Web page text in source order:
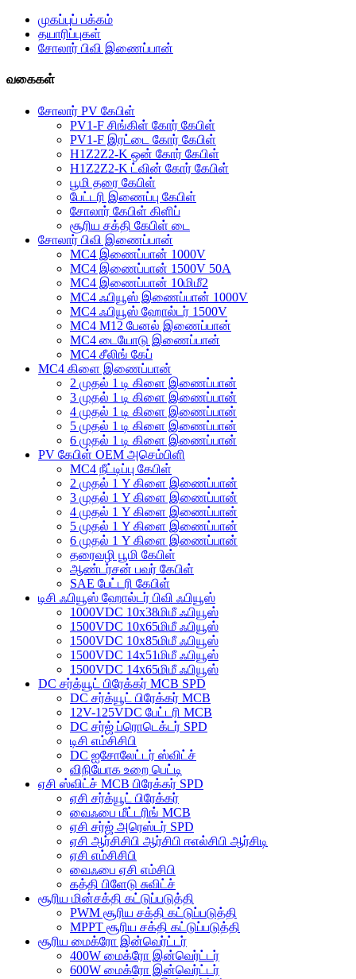
முகப்புப் பக்கம்
தயாரிப்புகள்
சோலார் பிவி இணைப்பான்
வகைகள்
சோலார் PV கேபிள்
PV1-F சிங்கிள் கோர் கேபிள்
PV1-F இரட்டை கோர் கேபிள்
H1Z2Z2-K ஒன் கோர் கேபிள்
H1Z2Z2-K ட்வின் கோர் கேபிள்
பூமி தரை கேபிள்
பேட்டரி இணைப்பு கேபிள்
சோலார் கேபிள் கிளிப்
சூரிய சக்தி கேபிள் டை
சோலார் பிவி இணைப்பான்
MC4 இணைப்பான் 1000V
MC4 இணைப்பான் 1500V 50A
MC4 இணைப்பான் 10மிமீ2
MC4 ஃபியூஸ் இணைப்பான் 1000V
MC4 ஃபியூஸ் ஹோல்டர் 1500V
MC4 M12 பேனல் இணைப்பான்
MC4 டையோடு இணைப்பான்
MC4 சீலிங் கேப்
MC4 கிளை இணைப்பான்
2 முதல் 1 டி கிளை இணைப்பான்
3 முதல் 1 டி கிளை இணைப்பான்
4 முதல் 1 டி கிளை இணைப்பான்
5 முதல் 1 டி கிளை இணைப்பான்
6 முதல் 1 டி கிளை இணைப்பான்
PV கேபிள் OEM அசெம்பிளி
MC4 நீட்டிப்பு கேபிள்
2 முதல் 1 Y கிளை இணைப்பான்
3 முதல் 1 Y கிளை இணைப்பான்
4 முதல் 1 Y கிளை இணைப்பான்
5 முதல் 1 Y கிளை இணைப்பான்
6 முதல் 1 Y கிளை இணைப்பான்
தரைவழி பூமி கேபிள்
ஆண்டர்சன் பவர் கேபிள்
SAE பேட்டரி கேபிள்
டிசி ஃபியூஸ் ஹோல்டர் பிவி ஃபியூஸ்
1000VDC 10x38மிமீ ஃபியூஸ்
1500VDC 10x65மிமீ ஃபியூஸ்
1500VDC 10x85மிமீ ஃபியூஸ்
1500VDC 14x51மிமீ ஃபியூஸ்
1500VDC 14x65மிமீ ஃபியூஸ்
DC சர்க்யூட் பிரேக்கர் MCB SPD
DC சர்க்யூட் பிரேக்கர் MCB
12V-125VDC பேட்டரி MCB
DC சர்ஜ் ப்ரொடெக்டர் SPD
டிசி எம்சிசிபி
DC ஐசோலேட்டர் ஸ்விட்ச்
விநியோக உறை பெட்டி
ஏசி ஸ்விட்ச் MCB பிரேக்கர் SPD
ஏசி சர்க்யூட் பிரேக்கர்
வைஃபை மீட்டரிங் MCB
ஏசி சர்ஜ் அரெஸ்டர் SPD
ஏசி ஆர்சிசிபி ஆர்சிபி ஈஎல்சிபி ஆர்சிடி
ஏசி எம்சிசிபி
வைஃபை ஏசி எம்சிபி
கத்தி பிளேடு சுவிட்ச்
சூரிய மின்சக்தி கட்டுப்படுத்தி
PWM சூரிய சக்தி கட்டுப்படுத்தி
MPPT சூரிய சக்தி கட்டுப்படுத்தி
சூரிய மைக்ரோ இன்வெர்ட்டர்
400W மைக்ரோ இன்வெர்ட்டர்
600W மைக்ரோ இன்வெர்ட்டர்